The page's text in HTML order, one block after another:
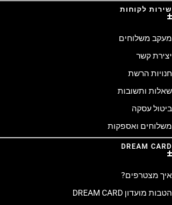
שירות לקוחות
מעקב משלוחים
יצירת קשר
חנויות הרשת
שאלות ותשובות
ביטול עסקה
משלוחים ואספקות
DREAM CARD
איך מצטרפים?
הטבות מועדון DREAM CARD